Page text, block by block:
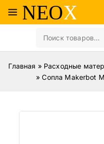
Главная » Расходные
»Сопла Makerbot